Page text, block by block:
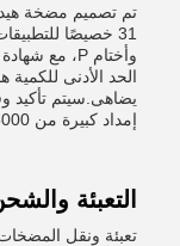
يضاهى.سيتم تأكيد
إمداد كبيرة من 5000+ كيلوغرام.
التعبئة
تعبئة ونقل المضخات